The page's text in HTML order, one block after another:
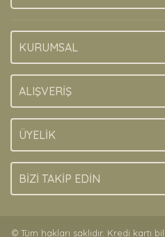
KURUMSAL
ALIŞVERİŞ
ÜYELİK
BİZİ TAKİP EDİN
© Tüm hakları saklıdır. Kredi kartı